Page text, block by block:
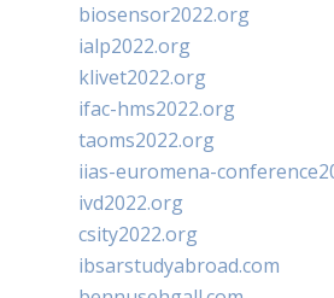
biosensor2022.org
ialp2022.org
klivet2022.org
ifac-hms2022.org
taoms2022.org
iias-euromena-
ivd2022.org
csity2022.org
ibsarstudyabroad.com